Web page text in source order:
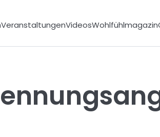
VeranstaltungenVideosWohlfühlmagazin